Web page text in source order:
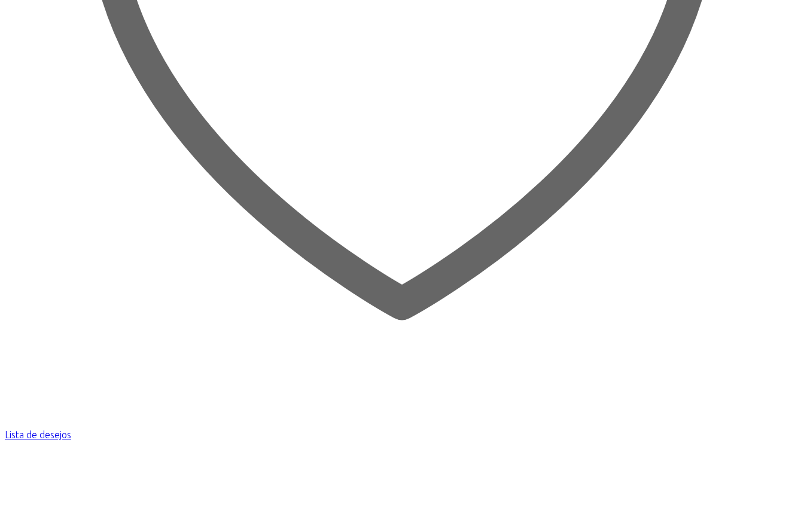
Lista de desejos